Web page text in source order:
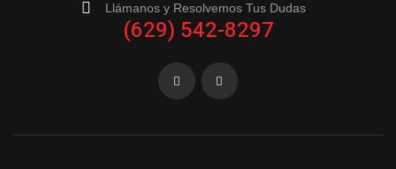
Llámanos y Resolvemos Tus Dudas
(629) 542-8297